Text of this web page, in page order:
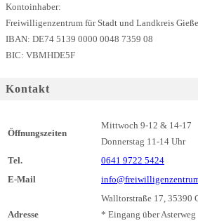
Kontoinhaber:
Freiwilligenzentrum für Stadt und Landkreis
IBAN: DE74 5139 0000 0048 7359 08
BIC: VBMHDE5F
Kontakt
Öffnungszeiten
Mittwoch 9-12 & 14-17
Donnerstag 11-14 Uhr
Tel.
0641 9722 5424
E-Mail
Adresse
Walltorstraße 17, 35390
* Eingang über Asterweg